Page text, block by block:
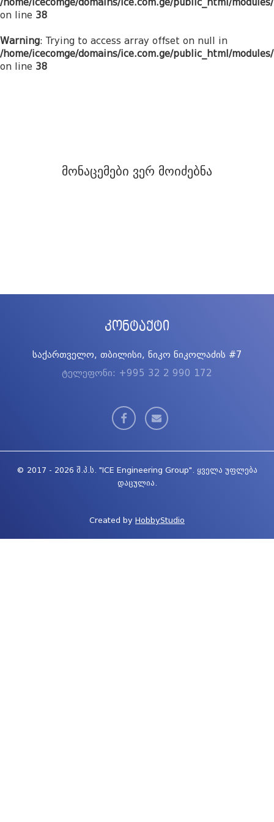
/home/icecomge/domains/ice.com.ge/public_html/
on line 38
Warning: Trying to access array offset on null in
/home/icecomge/domains/ice.com.ge/public_html/
on line 38
მონაცემები ვერ მოიძებნა
კონტაქტი
საქართველო, თბილისი, ნიკო ნიკოლაძის #7
ტელეფონი: +995 32 2 990 172
© 2017 - 2026 შ.პ.ს. "ICE Engineering Group". ყველა უფლება
დაცულია.
Created by HobbyStudio